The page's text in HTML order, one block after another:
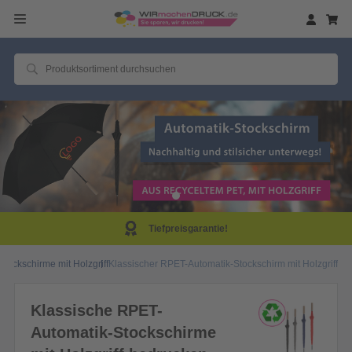
Tiefpreisgarantie!
mit HolzgriffKlassischer RPET-Automatik-Stockschirm mit Holzgriff
Klassische RPET-
Automatik-Stockschirme